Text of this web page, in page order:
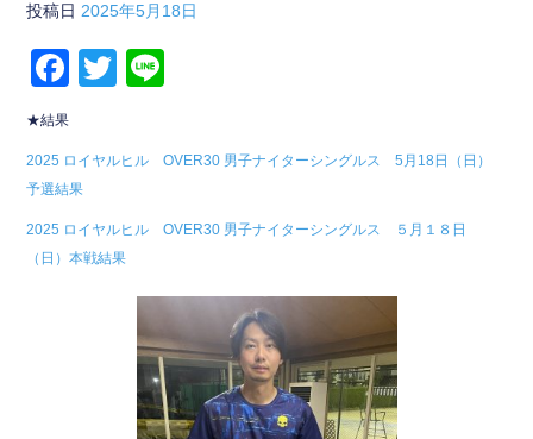
投稿日 2025年5月18日
F
c
e
b
o
T
tt
e
★結果
2025 ロイヤルヒル OVER30 男子ナイターシングルス 5月18日（日）
予選結果
2025 ロイヤルヒル OVER30 男子ナイターシングルス ５月１８日
（日）本戦結果